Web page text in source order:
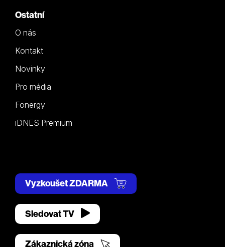
Ostatní
O nás
Kontakt
Novinky
Pro média
Fonergy
iDNES Premium
Vyzkoušet ZDARMA
Sledovat TV
Zákaznická zóna